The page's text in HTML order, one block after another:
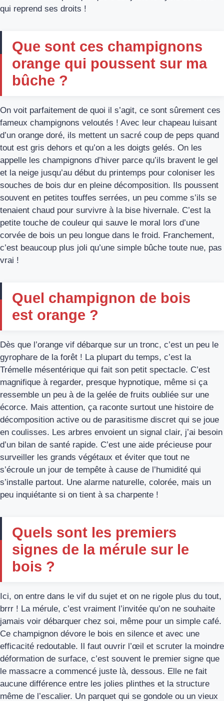
qui reprend ses droits !
Que sont ces champignons
orange qui poussent sur ma
bûche ?
On voit parfaitement de quoi il s’agit, ce sont sûrement ces
fameux champignons veloutés ! Avec leur chapeau luisant
d’un orange doré, ils mettent un sacré coup de peps quand
tout est gris dehors et qu’on a les doigts gelés. On les
appelle les champignons d’hiver parce qu’ils bravent le gel
et la neige jusqu’au début du printemps pour coloniser les
souches de bois dur en pleine décomposition. Ils poussent
souvent en petites touffes serrées, un peu comme s’ils se
tenaient chaud pour survivre à la bise hivernale. C’est la
petite touche de couleur qui sauve le moral lors d’une
corvée de bois un peu longue dans le froid. Franchement,
c’est beaucoup plus joli qu’une simple bûche toute nue, pas
vrai !
Quel champignon de bois
est orange ?
Dès que l’orange vif débarque sur un tronc, c’est un peu le
gyrophare de la forêt ! La plupart du temps, c’est la
Trémelle mésentérique qui fait son petit spectacle. C’est
magnifique à regarder, presque hypnotique, même si ça
ressemble un peu à de la gelée de fruits oubliée sur une
écorce. Mais attention, ça raconte surtout une histoire de
décomposition active ou de parasitisme discret qui se joue
en coulisses. Les arbres envoient un signal clair, j’ai besoin
d’un bilan de santé rapide. C’est une aide précieuse pour
surveiller les grands végétaux et éviter que tout ne
s’écroule un jour de tempête à cause de l’humidité qui
s’installe partout. Une alarme naturelle, colorée, mais un
peu inquiétante si on tient à sa charpente !
Quels sont les premiers
signes de la mérule sur le
bois ?
Ici, on entre dans le vif du sujet et on ne rigole plus du tout,
brrr ! La mérule, c’est vraiment l’invitée qu’on ne souhaite
jamais voir débarquer chez soi, même pour un simple café.
Ce champignon dévore le bois en silence et avec une
efficacité redoutable. Il faut ouvrir l’œil et scruter la moindre
déformation de surface, c’est souvent le premier signe que
le massacre a commencé juste là, dessous. Elle ne fait
aucune différence entre les jolies plinthes et la structure
même de l’escalier. Un parquet qui se gondole ou un vieux